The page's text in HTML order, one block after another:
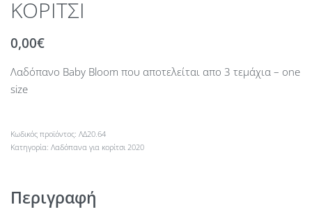
ΚΟΡΙΤΣΙ
0,00€
Λαδόπανο Baby Bloom που αποτελείται απο 3 τεμάχια – one
size
ΛΔ20.64
Κατηγορία: Λαδόπανα για κορίτσι 2020
Περιγραφή